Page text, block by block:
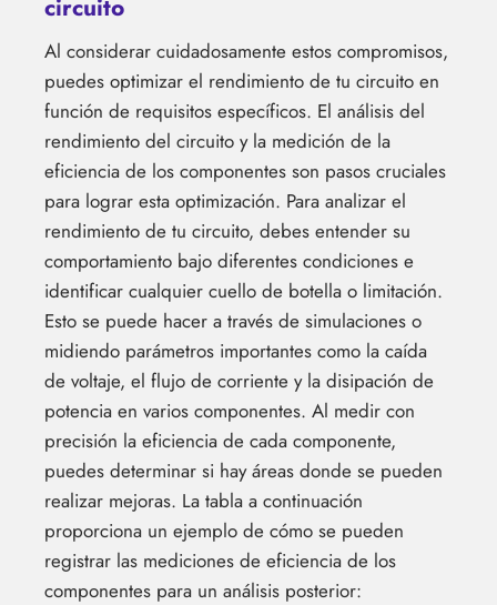
circuito
Al considerar cuidadosamente estos compromisos,
puedes optimizar el rendimiento de tu circuito en
función de requisitos específicos. El análisis del
rendimiento del circuito y la medición de la
eficiencia de los componentes son pasos cruciales
para lograr esta optimización. Para analizar el
rendimiento de tu circuito, debes entender su
comportamiento bajo diferentes condiciones e
identificar cualquier cuello de botella o limitación.
Esto se puede hacer a través de simulaciones o
midiendo parámetros importantes como la caída
de voltaje, el flujo de corriente y la disipación de
potencia en varios componentes. Al medir con
precisión la eficiencia de cada componente,
puedes determinar si hay áreas donde se pueden
realizar mejoras. La tabla a continuación
proporciona un ejemplo de cómo se pueden
registrar las mediciones de eficiencia de los
componentes para un análisis posterior: